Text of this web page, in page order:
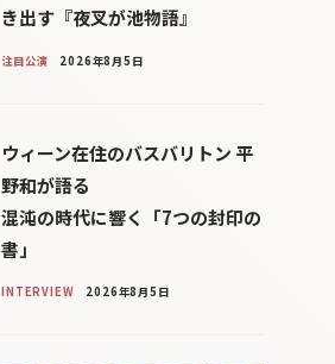
き出す『夜叉が池物語』
注目公演 2026年8月5日
ウィーン在住のバスバリトン 平
野和が語る
混沌の時代に響く「7つの封印の
書」
INTERVIEW 2026年8月5日